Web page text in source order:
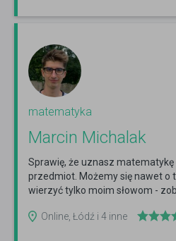
matematyka
Marcin Michalak
Sprawię, że uznasz
przedmiot. Możemy się nawet o
wierzyć tylko moim słowom -
Online, Łódź i 4 inne